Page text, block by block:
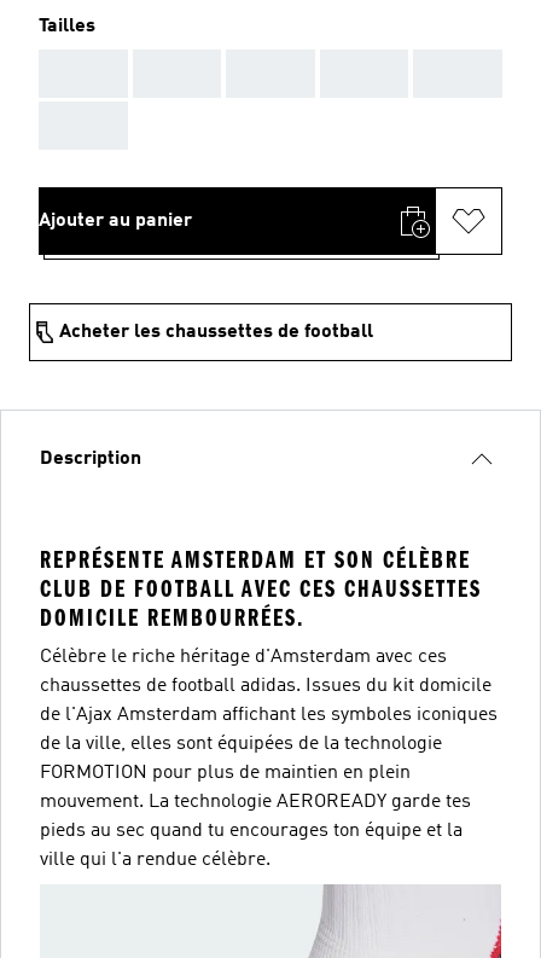
Tailles
Ajouter au panier
Acheter les chaussettes de football
Description
REPRÉSENTE AMSTERDAM ET SON CÉLÈBRE
CLUB DE FOOTBALL AVEC CES CHAUSSETTES
DOMICILE REMBOURRÉES.
Célèbre le riche héritage d'Amsterdam avec ces
chaussettes de football adidas. Issues du kit domicile
de l'Ajax Amsterdam affichant les symboles iconiques
de la ville, elles sont équipées de la technologie
FORMOTION pour plus de maintien en plein
mouvement. La technologie AEROREADY garde tes
pieds au sec quand tu encourages ton équipe et la
ville qui l'a rendue célèbre.